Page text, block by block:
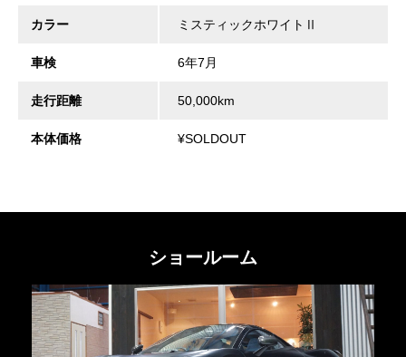
カラー ミスティックホワイトⅡ
車検 6年7月
走行距離 50,000km
本体価格 ¥SOLDOUT
ショールーム